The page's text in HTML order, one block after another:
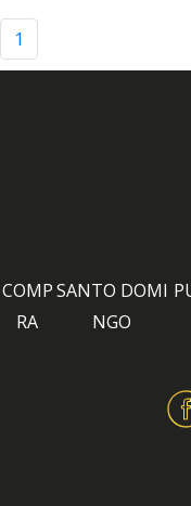
1
COMP
RA
SANTO DOMI
NGO